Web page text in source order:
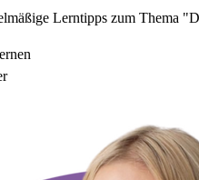
Lerntipps zum Thema